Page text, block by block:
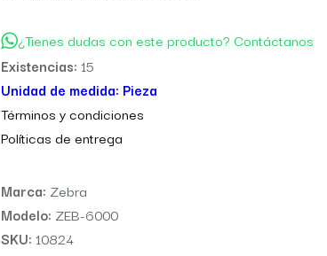
¿Tienes dudas con este producto? Contáctanos
Existencias: 15
Unidad de medida: Pieza
Términos y condiciones
Políticas de entrega
Marca: Zebra
Modelo: ZEB-6000
SKU: 10824